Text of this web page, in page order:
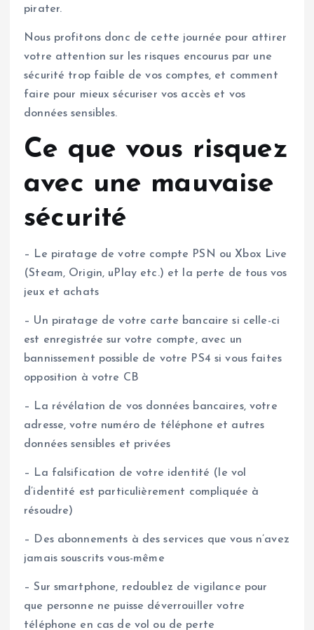
pirater.
Nous profitons donc de cette journée pour attirer
votre attention sur les risques encourus par une
sécurité trop faible de vos comptes, et comment
faire pour mieux sécuriser vos accès et vos
données sensibles.
Ce que vous risquez
avec une mauvaise
sécurité
– Le piratage de votre compte PSN ou Xbox Live
(Steam, Origin, uPlay etc.) et la perte de tous vos
jeux et achats
– Un piratage de votre carte bancaire si celle-ci
est enregistrée sur votre compte, avec un
bannissement possible de votre PS4 si vous faites
opposition à votre CB
– La révélation de vos données bancaires, votre
adresse, votre numéro de téléphone et autres
données sensibles et privées
– La falsification de votre identité (le vol
d’identité est particulièrement compliquée à
résoudre)
– Des abonnements à des services que vous n’avez
jamais souscrits vous-même
– Sur smartphone, redoublez de vigilance pour
que personne ne puisse déverrouiller votre
téléphone en cas de vol ou de perte